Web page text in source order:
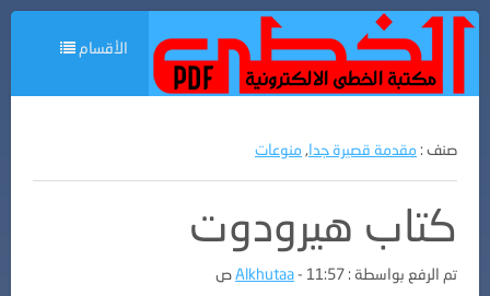
الأقسام
صنف : مقدمة قصيرة جدا, منوعات
كتاب هيرودوت
تم الرفع بواسطة : Alkhutaa- 11:57 ص